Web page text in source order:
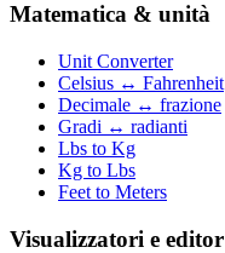
Matematica & unità
Unit Converter
Celsius ↔ Fahrenheit
Decimale ↔ frazione
Gradi ↔ radianti
Lbs to Kg
Kg to Lbs
Feet to Meters
Visualizzatori e editor